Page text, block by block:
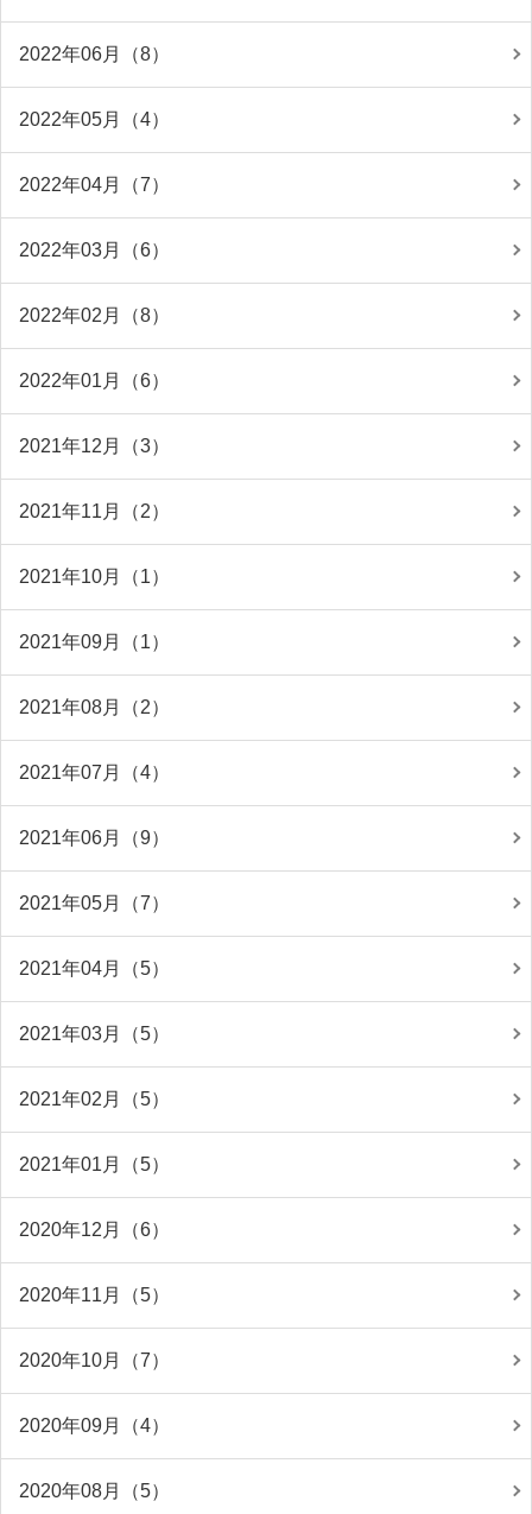
2022年06月（8）
2022年05月（4）
2022年04月（7）
2022年03月（6）
2022年02月（8）
2022年01月（6）
2021年12月（3）
2021年11月（2）
2021年10月（1）
2021年09月（1）
2021年08月（2）
2021年07月（4）
2021年06月（9）
2021年05月（7）
2021年04月（5）
2021年03月（5）
2021年02月（5）
2021年01月（5）
2020年12月（6）
2020年11月（5）
2020年10月（7）
2020年09月（4）
2020年08月（5）